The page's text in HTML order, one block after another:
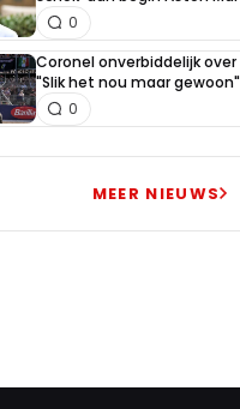
0
Coronel onverbiddelijk
"Slik het nou maar gewoon"
0
MEER NIEUWS